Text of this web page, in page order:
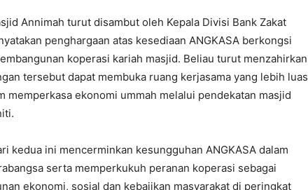
Annimah turut disambut oleh Kepala Divisi Bank Zakat
penghargaan atas kesediaan ANGKASA berkongsi
koperasi kariah masjid. Beliau turut menzahirkan
tersebut dapat membuka ruang kerjasama yang lebih luas
memperkasa ekonomi ummah melalui pendekatan masjid
kedua ini mencerminkan kesungguhan ANGKASA dalam
serta memperkukuh peranan koperasi sebagai
ekonomi, sosial dan kebajikan masyarakat di peringkat